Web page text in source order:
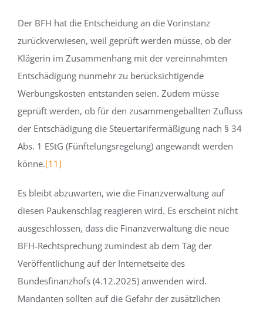
Der BFH hat die Entscheidung an die Vorinstanz
zurückverwiesen, weil geprüft werden müsse, ob der
Klägerin im Zusammenhang mit der vereinnahmten
Entschädigung nunmehr zu berücksichtigende
Werbungskosten entstanden seien. Zudem müsse
geprüft werden, ob für den zusammengeballten Zufluss
der Entschädigung die Steuertarifermäßigung nach § 34
Abs. 1 EStG (Fünftelungsregelung) angewandt werden
könne.[11]
Es bleibt abzuwarten, wie die Finanzverwaltung auf
diesen Paukenschlag reagieren wird. Es erscheint nicht
ausgeschlossen, dass die Finanzverwaltung die neue
BFH-Rechtsprechung zumindest ab dem Tag der
Veröffentlichung auf der Internetseite des
Bundesfinanzhofs (4.12.2025) anwenden wird.
Mandanten sollten auf die Gefahr der zusätzlichen